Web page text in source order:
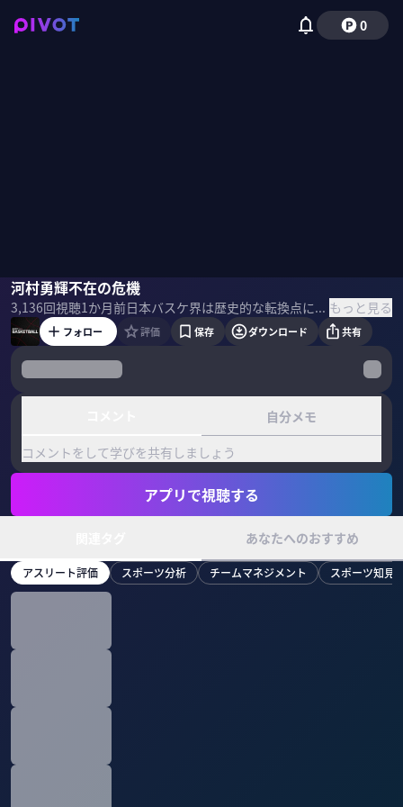
0
河村勇輝不在の危機
3,136回視聴1か月前 日本バスケ界は歴史的な転換点にある。トム・ホーバス体制で躍進を遂げた日本代表だが、海外組不在時の戦力底上げが急務だ。PG不在時の得点源は誰か。比江島慎の後継者問題にどう終止符を打つか。アナリストの佐々木クリス、千葉ジェッツコーチの西村文男、東京サンロッカーズのベンドラメ礼生に徹底解説してもらった。 ＜ゲスト＞ 佐々木クリス｜バスケットボールアナリスト 1980年NY生まれ。青山学院大学卒。千葉ジェッツなどでプロ選手として活躍後、2013年よりNBAアナリスト、2017年よりBリーグ公認アナリストとして活躍。 西村文男｜千葉ジェッツ アドバイザリーコーチ 1986年生まれ。東海大学卒。日立サンロッカーズに入団。2014年、千葉ジェッツへ移籍。卓越したスキルと「超Mr.ジェッツ」の愛称で長年チームの主力として活躍。2026年6月に現役引退。 ベンドラメ礼生｜東京サンロッカーズ PG/元日本代表 1993年生まれ。東海大学卒。2016年、サンロッカーズ渋谷へ入団。卓越したパスセンスとディフェンスを武器にBリーグ最優秀新人賞や2019-20シーズンのスティール王を獲得。2021年開催の東京オリンピック男子日本代表に選出。 ＜目次＞ もっと見る
佐々木クリス西村文男
フォロー 評価 保存 ダウンロード 共有
自分メモ
コメントをして学びを共有しましょう
アプリで視聴する
あなたへのおすすめ
アスリート評価 スポーツ分析 チームマネジメント スポーツ知見